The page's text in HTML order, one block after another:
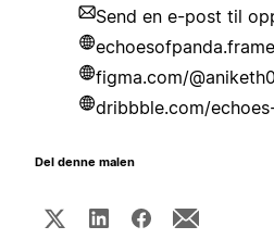
Send en e-post til
figma.com/
dribbble.com/
Del denne malen